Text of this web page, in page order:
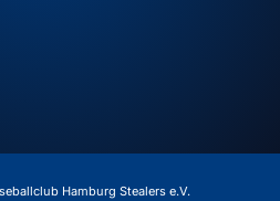
Hamburg Stealers e.V.